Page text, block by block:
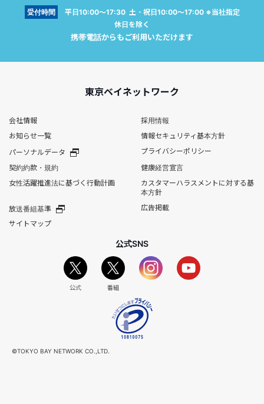
受付時間
平日10:00～17:30 土・祝日10:00～17:00 ※当社指定
休日を除く
携帯電話からもご利用いただけます
東京ベイネットワーク
会社情報
採用情報
お知らせ一覧
情報セキュリティ基本方針
パーソナルデータ
プライバシーポリシー
契約約款・規約
健康経営宣言
女性活躍推進法に基づく行動計画
カスタマーハラスメントに対する基
本方針
放送番組基準
広告掲載
サイトマップ
公式SNS
公式 番組
©TOKYO BAY NETWORK CO.,LTD.